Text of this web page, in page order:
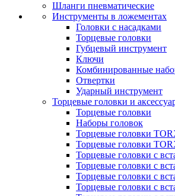
Шланги пневматические
Инструменты в ложементах
Головки с насадками
Торцевые головки
Губцевый инструмент
Ключи
Комбинированные
Отвертки
Ударный инструмент
Торцевые головки и
Торцевые головки
Наборы головок
Торцевые головки
Торцевые головки
Торцевые головки с
Торцевые головки с
Торцевые головки с
Торцевые головки с